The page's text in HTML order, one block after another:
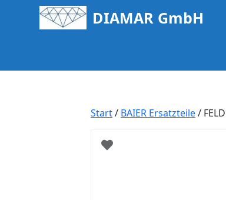
DIAMAR GmbH
Start/ BAIER Ersatzteile/